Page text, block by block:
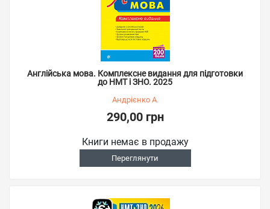
Англійська мова. Комплексне видання для підготовки
до НМТ і ЗНО. 2025
Андрієнко А.
290,00 грн
Книги немає в продажу
Переглянути